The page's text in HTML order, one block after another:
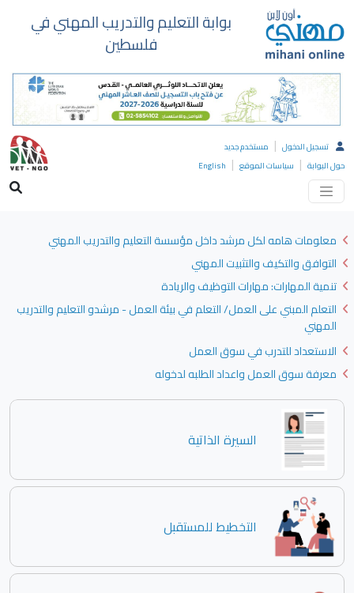
بوابة التعليم والتدريب المهني في
فلسطين
تسجيل الدخول | مستخدم جديد
حول البوابة | سياسات الموقع |
English
معلومات هامه لكل مرشد داخل مؤسسة التعليم والتدريب المهني
التوافق والتكيف والتثبيت المهني
تنمية المهارات: مهارات التوظيف والريادة
التعلم المبني على العمل/ التعلم في بيئة العمل - مرشدو التعليم والتدريب
المهني
الاستعداد للتدرب في سوق العمل
معرفة سوق العمل واعداد الطلبه لدخوله
السيرة الذاتية
التخطيط للمستقبل